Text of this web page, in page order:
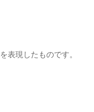
表現したものです。